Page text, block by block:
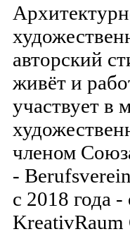
авторский
живёт и
участвует в
членом
-
с 2018 года
KreativRaum